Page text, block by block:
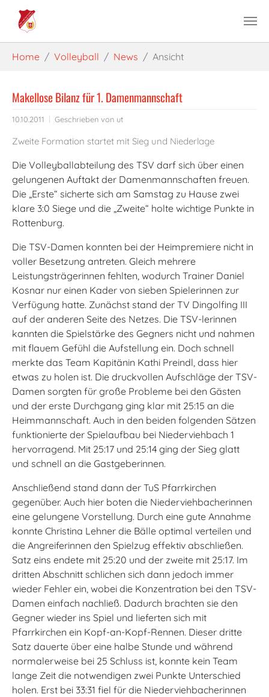
Home Volleyball News Ansicht
Makellose Bilanz für 1. Damenmannschaft
10.10.2011 Geschrieben von ut
Zweite Formation startet mit Sieg und Niederlage
Die Volleyballabteilung des TSV darf sich über einen
gelungenen Auftakt der Damenmannschaften freuen.
Die „Erste“ sicherte sich am Samstag zu Hause zwei
klare 3:0 Siege und die „Zweite“ holte wichtige Punkte in
Rottenburg.
Die TSV-Damen konnten bei der Heimpremiere nicht in
voller Besetzung antreten. Gleich mehrere
Leistungsträgerinnen fehlten, wodurch Trainer Daniel
Kosnar nur einen Kader von sieben Spielerinnen zur
Verfügung hatte. Zunächst stand der TV Dingolfing III
auf der anderen Seite des Netzes. Die TSV-lerinnen
kannten die Spielstärke des Gegners nicht und nahmen
mit flauem Gefühl die Aufstellung ein. Doch schnell
merkte das Team Kapitänin Kathi Preindl, dass hier
etwas zu holen ist. Die druckvollen Aufschläge der TSV-
Damen sorgten für große Probleme bei den Gästen
und der erste Durchgang ging klar mit 25:15 an die
Heimmannschaft. Auch in den beiden folgenden Sätzen
funktionierte der Spielaufbau bei Niederviehbach 1
hervorragend. Mit 25:17 und 25:14 ging der Sieg glatt
und schnell an die Gastgeberinnen.
Anschließend stand dann der TuS Pfarrkirchen
gegenüber. Auch hier boten die Niederviehbacherinnen
eine gelungene Vorstellung. Durch eine gute Annahme
konnte Christina Lehner die Bälle optimal verteilen und
die Angreiferinnen den Spielzug effektiv abschließen.
Satz eins endete mit 25:20 und der zweite mit 25:17. Im
dritten Abschnitt schlichen sich dann jedoch immer
wieder Fehler ein, wobei die Konzentration bei den TSV-
Damen einfach nachließ. Dadurch brachten sie den
Gegner wieder ins Spiel und lieferten sich mit
Pfarrkirchen ein Kopf-an-Kopf-Rennen. Dieser dritte
Satz dauerte über eine halbe Stunde und während
normalerweise bei 25 Schluss ist, konnte kein Team
lange Zeit die notwendigen zwei Punkte Unterschied
holen. Erst bei 33:31 fiel für die Niederviehbacherinnen